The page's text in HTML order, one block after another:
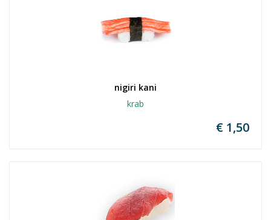
nigiri kani
krab
€ 1,50